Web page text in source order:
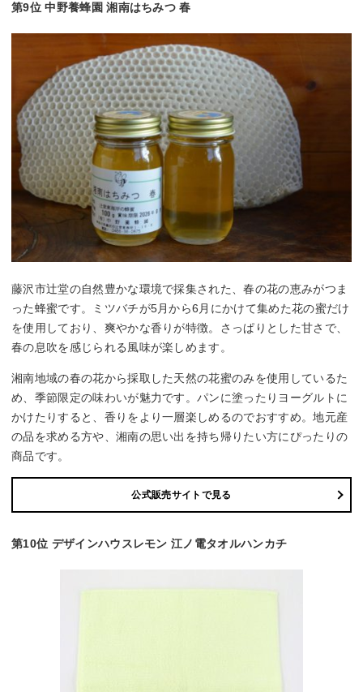
第9位 中野養蜂園 湘南はちみつ 春
藤沢市辻堂の自然豊かな環境で採集された、春の花の恵みがつま
った蜂蜜です。ミツバチが5月から6月にかけて集めた花の蜜だけ
を使用しており、爽やかな香りが特徴。さっぱりとした甘さで、
春の息吹を感じられる風味が楽しめます。
湘南地域の春の花から採取した天然の花蜜のみを使用しているた
め、季節限定の味わいが魅力です。パンに塗ったりヨーグルトに
かけたりすると、香りをより一層楽しめるのでおすすめ。地元産
の品を求める方や、湘南の思い出を持ち帰りたい方にぴったりの
商品です。
公式販売サイトで見る
第10位 デザインハウスレモン 江ノ電タオルハンカチ